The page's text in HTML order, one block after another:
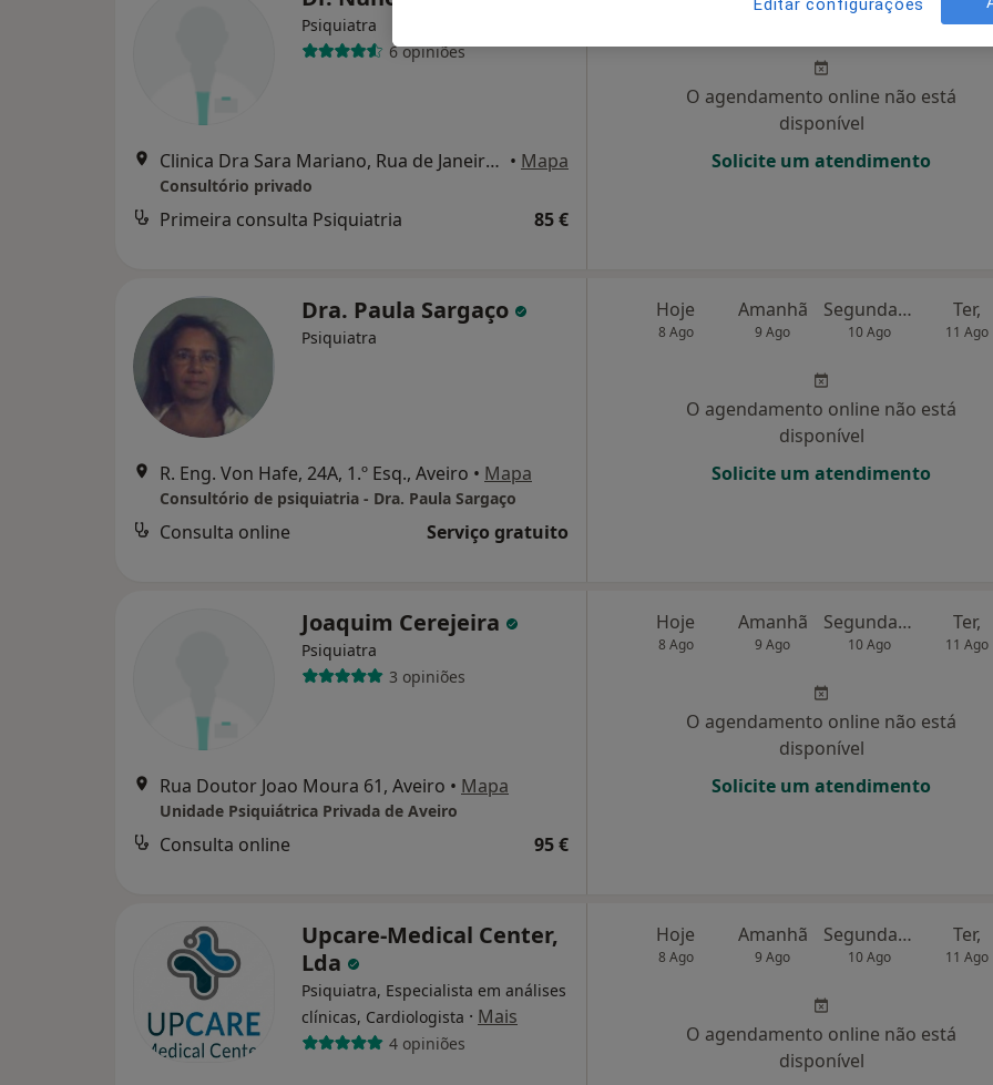
Psiquiatra
6 opiniões
Clinica Dra Sara Mariano, Rua de Janeiro, Aveiro • Mapa
Consultório privado
Primeira consulta Psiquiatria 85 €
10 Ago
O agendamento online não está
disponível
Solicite um atendimento
Dra. Paula Sargaço
Psiquiatra
R. Eng. Von Hafe, 24A, 1.º Esq., Aveiro • Mapa
Consultório de psiquiatria - Dra. Paula Sargaço
Consulta online Serviço gratuito
Hoje
8 Ago
Amanhã
9 Ago
Segunda-feira
10 Ago
Ter,
11 Ago
O agendamento online não está
disponível
Solicite um atendimento
Joaquim Cerejeira
Psiquiatra
3 opiniões
Rua Doutor Joao Moura 61, Aveiro • Mapa
Unidade Psiquiátrica Privada de Aveiro
Consulta online 95 €
Hoje
8 Ago
Amanhã
9 Ago
Segunda-feira
10 Ago
Ter,
11 Ago
O agendamento online não está
disponível
Solicite um atendimento
Upcare-Medical Center,
Lda
Psiquiatra, Especialista em análises
clínicas, Cardiologista · Mais
4 opiniões
Hoje
8 Ago
Amanhã
9 Ago
Segunda-feira
10 Ago
Ter,
11 Ago
O agendamento online não está
disponível
Editar configurações